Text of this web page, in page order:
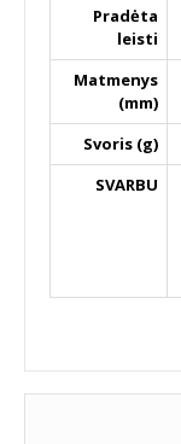
Pradėta
leisti
Matmenys
(mm)
Svoris (g)
SVARBU